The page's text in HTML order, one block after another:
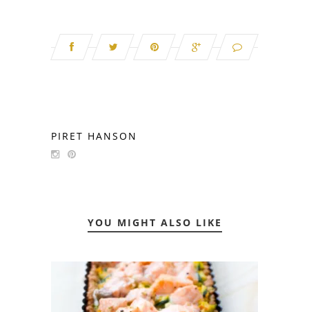
PIRET HANSON
YOU MIGHT ALSO LIKE